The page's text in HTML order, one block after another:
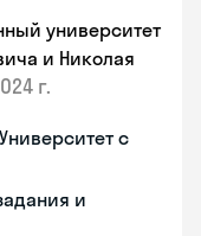
университет
и Николая
г.
с
и